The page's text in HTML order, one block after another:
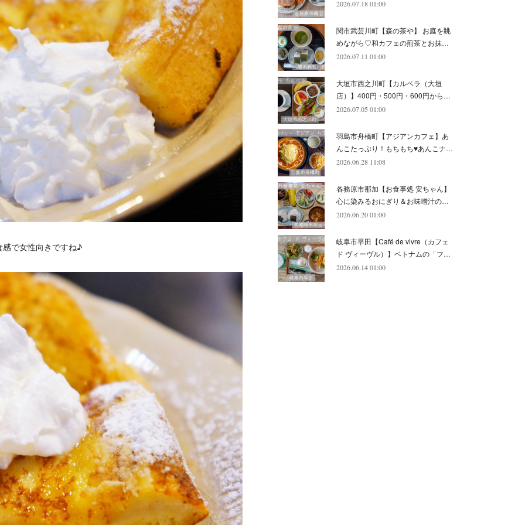
感で女性向きですね♪
(11)
(12)
(6)
2026.07.18 01:00
関市武芸川町【森の茶や】 お庭を眺
めながら♡和カフェの煎茶とお抹…
2026.07.11 01:00
大垣市西之川町【カルベラ（大垣
店）】400円・500円・600円から…
2026.07.05 01:00
羽島市舟橋町【アジアンカフェ】あ
んこたっぷり！もちもち♥あんこナ…
2026.06.28 11:08
各務原市那加【お食事処 安ちゃん】
心に染みるおにぎり＆お味噌汁の…
2026.06.20 01:00
岐阜市早田【Café de vivre（カフェ
ド ヴィーヴル）】ベトナムの「フ…
2026.06.14 01:00